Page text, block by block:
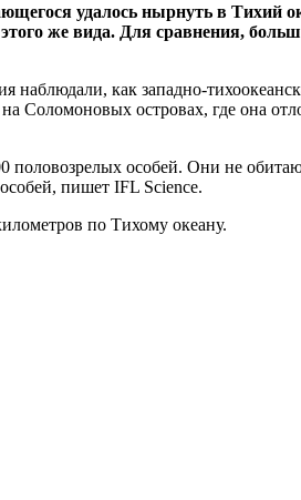
удалось нырнуть в Тихий
же вида. Для сравнения,
как западно-
Соломоновых островах, где она
особей. Они не
пишет IFL Science.
по Тихому океану.